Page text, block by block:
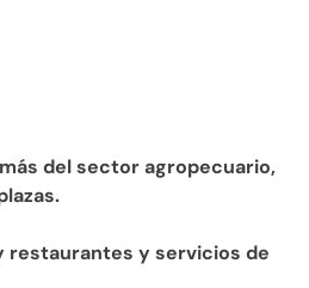
del sector agropecuario,
restaurantes y servicios de